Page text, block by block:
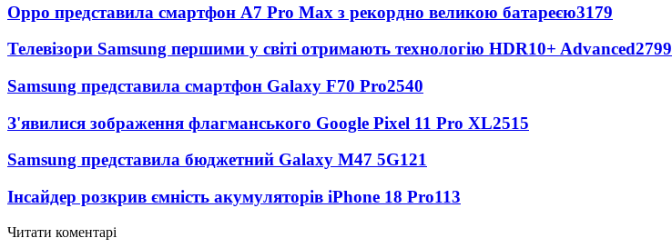
Oppo представила смартфон A7 Pro Max з рекордно великою батареєю3179
Телевізори Samsung першими у світі отримають технологію HDR10+ Advanced2799
Samsung представила смартфон Galaxy F70 Pro2540
З'явилися зображення флагманського Google Pixel 11 Pro XL2515
Samsung представила бюджетний Galaxy M47 5G121
Інсайдер розкрив ємність акумуляторів iPhone 18 Pro113
Читати коментарі